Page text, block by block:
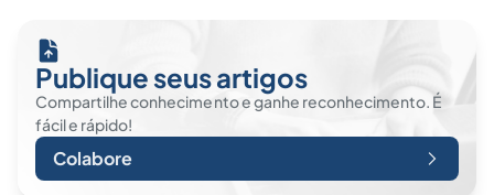
Publique seus artigos
Compartilhe conhecimento e ganhe reconhecimento. É
fácil e rápido!
Colabore